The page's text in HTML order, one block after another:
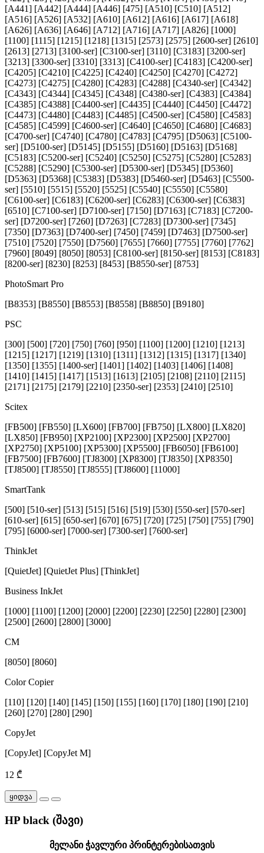
[A441] [A442] [A444] [A446] [475] [A510] [C510] [A512]
[A516] [A526] [A532] [A610] [A612] [A616] [A617] [A618]
[A626] [A636] [A646] [A712] [A716] [A717] [A826] [1000]
[1100] [1115] [1215] [1218] [1315] [2573] [2575] [2600-ser] [2610]
[2613] [2713] [3100-ser] [C3100-ser] [3110] [C3183] [3200-ser]
[3213] [3300-ser] [3310] [3313] [C4100-ser] [C4183] [C4200-ser]
[C4205] [C4210] [C4225] [C4240] [C4250] [C4270] [C4272]
[C4273] [C4275] [C4280] [C4283] [C4288] [C4340-ser] [C4342]
[C4343] [C4344] [C4345] [C4348] [C4380-ser] [C4383] [C4384]
[C4385] [C4388] [C4400-ser] [C4435] [C4440] [C4450] [C4472]
[C4473] [C4480] [C4483] [C4485] [C4500-ser] [C4580] [C4583]
[C4585] [C4599] [C4600-ser] [C4640] [C4650] [C4680] [C4683]
[C4700-ser] [C4740] [C4780] [C4783] [C4795] [D5063] [C5100-
ser] [D5100-ser] [D5145] [D5155] [D5160] [D5163] [D5168]
[C5183] [C5200-ser] [C5240] [C5250] [C5275] [C5280] [C5283]
[C5288] [C5290] [C5300-ser] [D5300-ser] [D5345] [D5360]
[D5363] [D5368] [C5383] [D5383] [D5460-ser] [D5463] [C5500-
ser] [5510] [5515] [5520] [5525] [C5540] [C5550] [C5580]
[C6100-ser] [C6183] [C6200-ser] [C6283] [C6300-ser] [C6383]
[6510] [C7100-ser] [D7100-ser] [7150] [D7163] [C7183] [C7200-
ser] [D7200-ser] [7260] [D7263] [C7283] [D7300-ser] [7345]
[7350] [D7363] [D7400-ser] [7450] [7459] [D7463] [D7500-ser]
[7510] [7520] [7550] [D7560] [7655] [7660] [7755] [7760] [7762]
[7960] [8049] [8050] [8053] [C8100-ser] [8150-ser] [8153] [C8183]
[8200-ser] [8230] [8253] [8453] [B8550-ser] [8753]
PhotoSmart Pro
[B8353] [B8550] [B8553] [B8558] [B8850] [B9180]
PSC
[300] [500] [720] [750] [760] [950] [1100] [1200] [1210] [1213]
[1215] [1217] [1219] [1310] [1311] [1312] [1315] [1317] [1340]
[1350] [1355] [1400-ser] [1401] [1402] [1403] [1406] [1408]
[1410] [1415] [1417] [1513] [1613] [2105] [2108] [2110] [2115]
[2171] [2175] [2179] [2210] [2350-ser] [2353] [2410] [2510]
Scitex
[FB500] [FB550] [LX600] [FB700] [FB750] [LX800] [LX820]
[LX850] [FB950] [XP2100] [XP2300] [XP2500] [XP2700]
[XP2750] [XP5100] [XP5300] [XP5500] [FB6050] [FB6100]
[FB7500] [FB7600] [TJ8300] [XP8300] [TJ8350] [XP8350]
[TJ8500] [TJ8550] [TJ8555] [TJ8600] [11000]
SmartTank
[500] [510-ser] [513] [515] [516] [519] [530] [550-ser] [570-ser]
[610-ser] [615] [650-ser] [670] [675] [720] [725] [750] [755] [790]
[795] [6000-ser] [7000-ser] [7300-ser] [7600-ser]
ThinkJet
[QuietJet] [QuietJet Plus] [ThinkJet]
Business InkJet
[1000] [1100] [1200] [2000] [2200] [2230] [2250] [2280] [2300]
[2500] [2600] [2800] [3000]
CM
[8050] [8060]
Color Copier
[110] [120] [140] [145] [150] [155] [160] [170] [180] [190] [210]
[260] [270] [280] [290]
CopyJet
[CopyJet] [CopyJet M]
12 ₾
ყიდვა
HP black (შავი)
მელანი ჭავლური პრინტერებისათვის